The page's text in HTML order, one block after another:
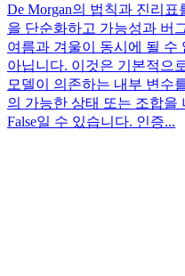
De Morgan의 법칙과 진리
을 단순화하고 가능성과 버
여름과 겨울이 동시에 될 수
아닙니다. 이것은 기본적으
모델이 의존하는 내부 변수
의 가능한 상태 또는 조합을
False일 수 있습니다. 인증...